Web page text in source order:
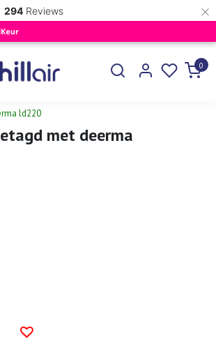
294 Reviews ×
0
ld220
met deerma